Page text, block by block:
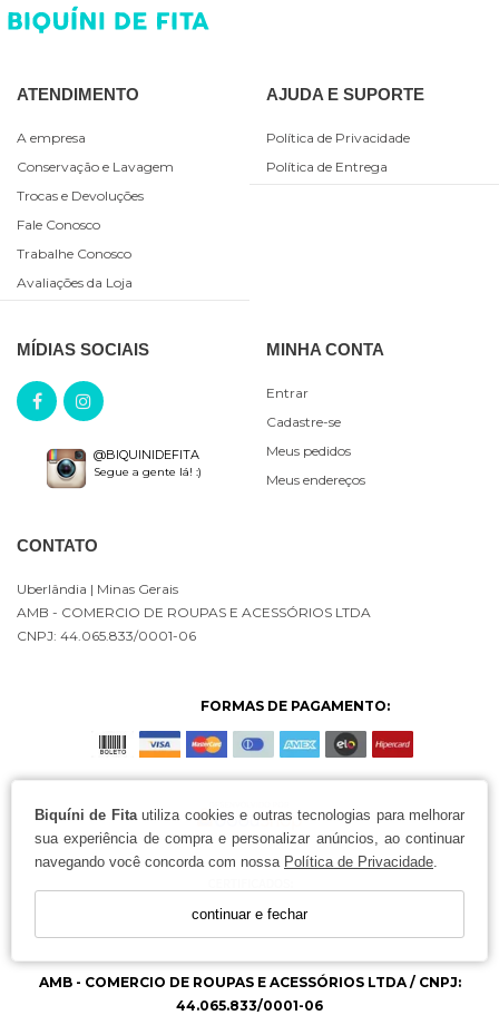
Biquíni de Fitautiliza cookies e outras tecnologias para melhorar
sua experiência de compra e personalizar anúncios, ao continuar
navegando você concorda com nossa Política de Privacidade
continuar e fechar
ATENDIMENTO
A empresa
Conservação e Lavagem
Trocas e Devoluções
Fale Conosco
Trabalhe Conosco
Avaliações da Loja
AJUDA E SUPORTE
Política de Privacidade
Política de Entrega
MÍDIAS SOCIAIS
@BIQUINIDEFITA
Segue a gente lá! :)
MINHA CONTA
Entrar
Cadastre-se
Meus pedidos
Meus endereços
CONTATO
Uberlândia | Minas Gerais
AMB - COMERCIO DE ROUPAS E ACESSÓRIOS LTDA
CNPJ: 44.065.833/0001-06
FORMAS DE PAGAMENTO:
AMB - COMERCIO DE ROUPAS E ACESSÓRIOS LTDA / CNPJ:
44.065.833/0001-06